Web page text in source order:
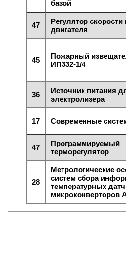
базой
47
Регулятор
двигателя
45
Пожарный
ИП332-1/4
36
Источник питания
электролизера
17 Современные
47
Программируемый
терморегулятор
28
Метрологические
систем сбора
температурных
микроконверторов